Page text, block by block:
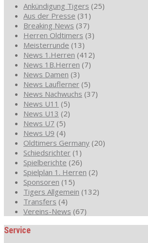
Ankündigung Tigers (25)
Aus der Presse (31)
Breaking News (37)
Herren Oldtimers (3)
Meisterrunde (13)
News 1.Herren (412)
News 1B.Herren (7)
News Damen (3)
News Lauflerner (5)
News Nachwuchs (37)
News U11 (5)
News U13 (2)
News U7 (5)
News U9 (4)
Oldtimers Germany (20)
Schiedsrichter (1)
Spielberichte (26)
Spielplan 1. Herren (2)
Sponsoren (15)
Tigers Allgemein (132)
Transfers (4)
Vereins-News (67)
Service